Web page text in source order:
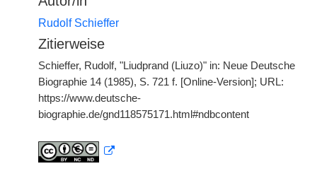
Rudolf Schieffer
Zitierweise
Schieffer, Rudolf, "Liudprand (Liuzo)" in: Neue Deutsche
Biographie 14 (1985), S. 721 f. [Online-Version]; URL:
https://www.deutsche-
biographie.de/gnd118575171.html#ndbcontent